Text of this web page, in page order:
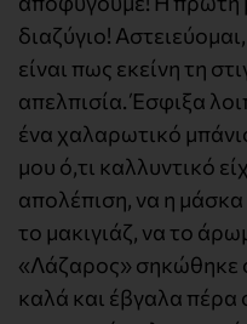
διαζύγιο!
είναι πως εκείνη τη
απελπισία. Έσφιξα
ένα χαλαρωτικό
μου ό,τι καλλυντικό
απολέπιση, να η
το μακιγιάζ, να το
«Λάζαρος» σηκώθηκε
καλά και έβγαλα